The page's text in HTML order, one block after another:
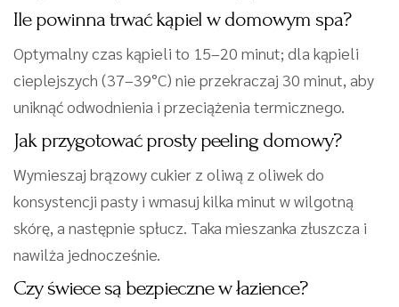
Ile powinna trwać kąpiel w domowym spa?
Optymalny czas kąpieli to 15–20 minut; dla kąpieli
cieplejszych (37–39°C) nie przekraczaj 30 minut, aby
uniknąć odwodnienia i przeciążenia termicznego.
Jak przygotować prosty peeling domowy?
Wymieszaj brązowy cukier z oliwą z oliwek do
konsystencji pasty i wmasuj kilka minut w wilgotną
skórę, a następnie spłucz. Taka mieszanka złuszcza i
nawilża jednocześnie.
Czy świece są bezpieczne w łazience?